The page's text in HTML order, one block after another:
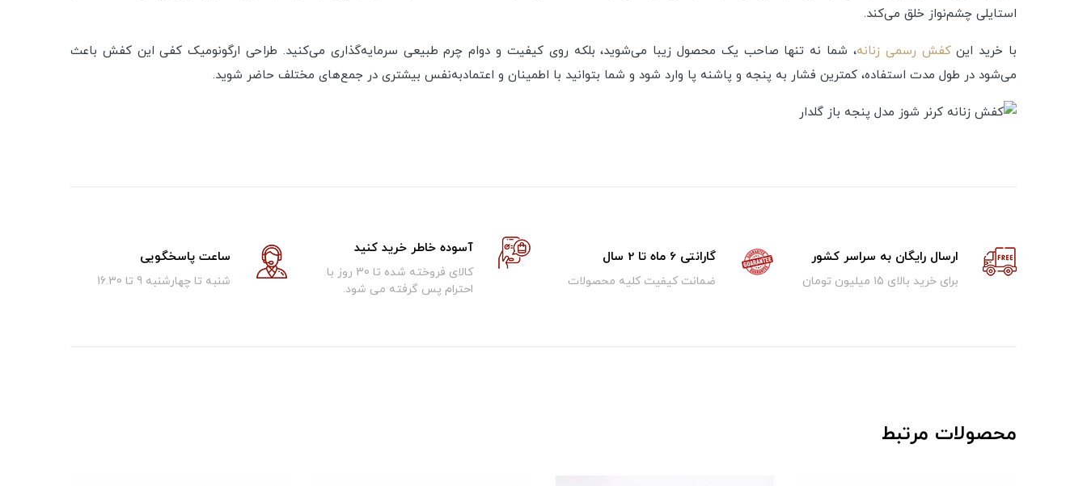
استایلی چشم‌نواز خلق می‌کند.
با خرید اینکفش رسمی زنانه، شما نه تنها صاحب یک محصول زیبا می‌شوید، بلکه روی کیفیت و دوام چرم طبیعی سرمایه‌گذاری می‌کنید. طراحی ارگونومیک کفی این کفش باعث
می‌شود در طول مدت استفاده، کمترین فشار به پنجه و پاشنه پا وارد شود و شما بتوانید با اطمینان و اعتمادبه‌نفس بیشتری در جمع‌های مختلف حاضر شوید.
ارسال رایگان به سراسر کشور
برای خرید بالای ۱5 میلیون تومان
گارانتی 6 ماه تا 2 سال
ضمانت کیفیت کلیه محصولات
آسوده خاطر خرید کنید
کالای فروخته شده تا 30 روز با
احترام پس گرفته می شود.
ساعت پاسخگویی
شنبه تا چهارشنبه 9 تا 16.30
محصولات مرتبط